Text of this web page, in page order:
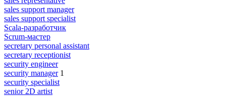
sales support manager
sales support specialist
Scala-разработчик
Scrum-мастер
secretary personal assistant
secretary receptionist
security engineer
security manager 1
security specialist
senior 2D artist